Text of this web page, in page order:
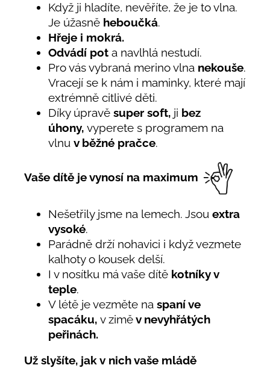
Když ji hladíte, nevěříte, že je to vlna.
Je úžasně heboučká.
Hřeje i mokrá.
Odvádí pot a navlhlá nestudí.
Pro vás vybraná merino vlna nekouše.
Vracejí se k nám i maminky, které mají
extrémně citlivé děti.
Díky úpravě super soft, ji bez
úhony, vyperete s programem na
vlnu v běžné pračce.
Vaše dítě je vynosí na maximum
Nešetřily jsme na lemech. Jsou extra
vysoké.
Parádně drží nohavici i když vezmete
kalhoty o kousek delší.
I v nosítku má vaše dítě kotníky v
teple.
V létě je vezměte na spaní ve
spacáku, v ziměv nevyhřátých
peřinách.
Už slyšíte, jak v nich vaše mládě